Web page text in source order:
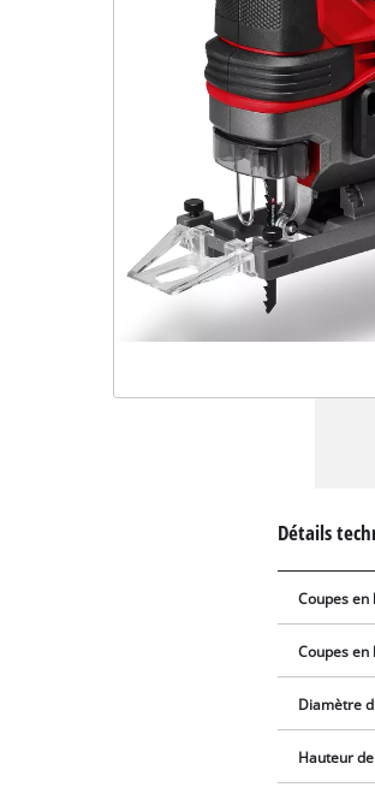
Détails
Coupes en
Coupes en
Diamètre
Hauteur